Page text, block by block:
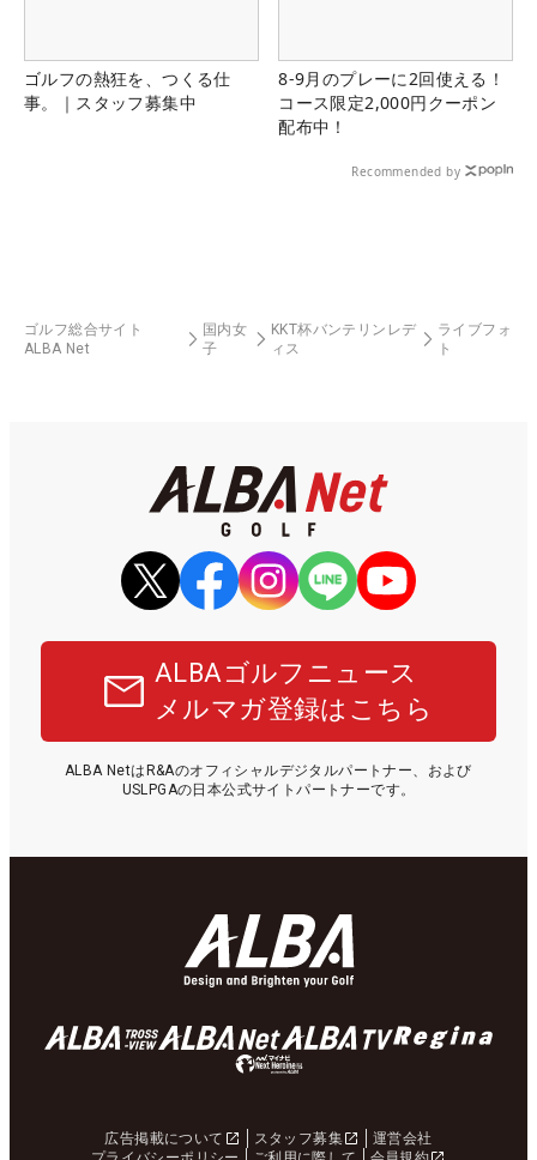
ゴルフの熱狂を、つくる仕
事。｜スタッフ募集中
8-9月のプレーに2回使える！
コース限定2,000円クーポン
配布中！
Recommended by
ゴルフ総合サイト
ALBA Net
国内女
子
KKT杯バンテリンレデ
ィス
ライブフォ
ト
ALBAゴルフニュース
メルマガ登録はこちら
ALBA NetはR&Aのオフィシャルデジタルパートナー、および
USLPGAの日本公式サイトパートナーです。
広告掲載について スタッフ募集
運営会社